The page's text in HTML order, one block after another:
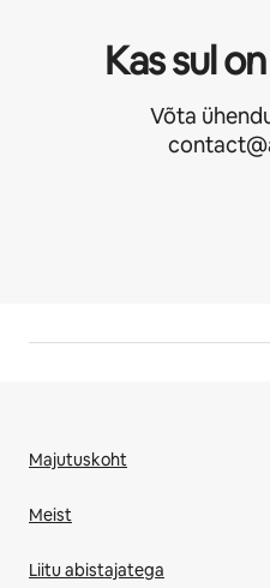
Kas sul
Võta
Majutuskoht
Meist
Liitu abistajatega